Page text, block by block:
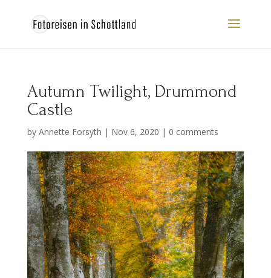
Autumn Twilight, Drummond
Castle
by Annette Forsyth | Nov 6, 2020 | 0 comments